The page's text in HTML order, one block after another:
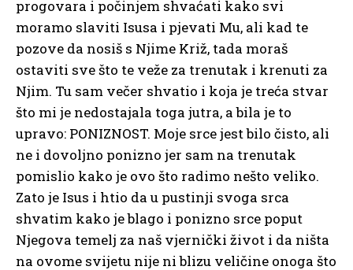
progovara i počinjem shvaćati kako svi
moramo slaviti Isusa i pjevati Mu, ali kad te
pozove da nosiš s Njime Križ, tada moraš
ostaviti sve što te veže za trenutak i krenuti za
Njim. Tu sam večer shvatio i koja je treća stvar
što mi je nedostajala toga jutra, a bila je to
upravo: PONIZNOST. Moje srce jest bilo čisto, ali
ne i dovoljno ponizno jer sam na trenutak
pomislio kako je ovo što radimo nešto veliko.
Zato je Isus i htio da u pustinji svoga srca
shvatim kako je blago i ponizno srce poput
Njegova temelj za naš vjernički život i da ništa
na ovome svijetu nije ni blizu veličine onoga što